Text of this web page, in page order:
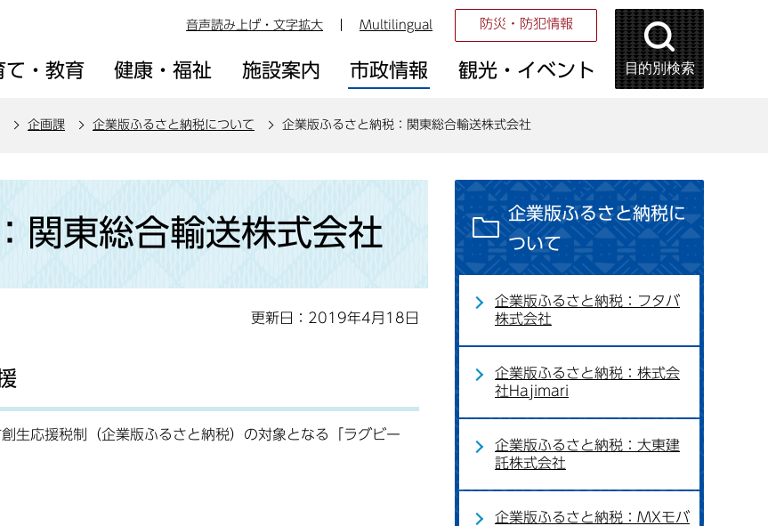
音声読み上げ・文字拡大 Multilingual 防災・防犯情報
て・教育 健康・福祉 施設案内 市政情報 観光・イベント 目的別検索
企画課 企業版ふるさと納税について 企業版ふるさと納税：関東総合輸送株式会社
関東総合輸送株式会社
更新日：2019年4月18日
応援税制（企業版ふるさと納税）の対象となる「ラグビー
企業版ふるさと納税に
ついて
企業版ふるさと納税：フタバ
株式会社
企業版ふるさと納税：株式会
社Hajimari
企業版ふるさと納税：大東建
託株式会社
企業版ふるさと納税：MXモバ